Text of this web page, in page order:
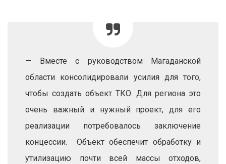
— Вместе с руководством Магаданской
области консолидировали усилия для того,
чтобы создать объект ТКО. Для региона это
очень важный и нужный проект, для его
реализации потребовалось заключение
концессии. Объект обеспечит обработку и
утилизацию почти всей массы отходов,